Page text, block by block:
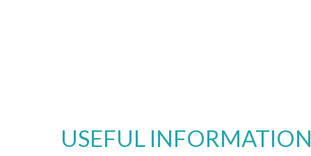
USEFUL INFORMATION